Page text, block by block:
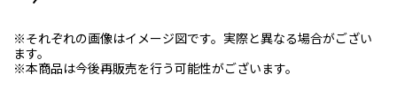
※それぞれの画像はイメージ図です。実際と異なる場合がござい
ます。
※本商品は今後再販売を行う可能性がございます。